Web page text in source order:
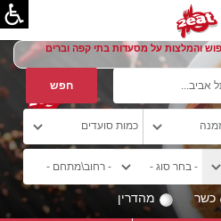
והמלצות על מסעדות בתי קפה וברים
כשר מהדרין